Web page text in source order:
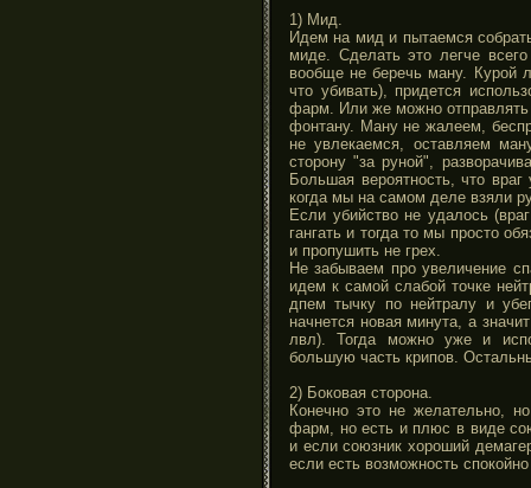
1) Мид.
Идем на мид и пытаемся
миде. Сделать это легче
вообще не беречь ману. Курой
что убивать), придется
фарм. Или же можно отправлять
фонтану. Ману не жалеем,
не увлекаемся, оставляем
сторону "за руной",
Большая вероятность, что
когда мы на самом деле взяли
Если убийство не удалось
гангать и тогда то мы просто
и пропушить не грех.
Не забываем про увеличение
идем к самой слабой точке
дпем тычку по нейтралу и
начнется новая минута, а
лвл). Тогда можно уже и
большую часть крипов.
2) Боковая сторона.
Конечно это не желательно,
фарм, но есть и плюс в виде
и если союзник хороший
если есть возможность